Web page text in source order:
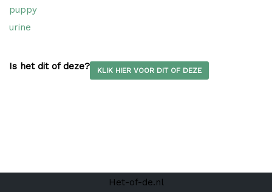
puppy
urine
Is het dit of deze? KLIK HIER VOOR DIT OF DEZE
Het-of-de.nl